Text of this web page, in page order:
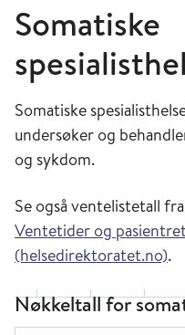
Somatiske
Somatiske
undersøker og
og sykdom.
Se også ventelistetall
Ventetider og
(helsedirektoratet.no).
Nøkkeltall for